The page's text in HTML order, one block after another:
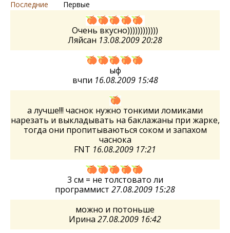
Последние Первые
Очень вкусно))))))))))))
Ляйсан 13.08.2009 20:28
ыф
вчпи 16.08.2009 15:48
а лучше!!! часнок нужно тонкими ломиками
нарезать и выкладывать на баклажаны при жарке,
тогда они пропитываються соком и запахом
часнока
FNT 16.08.2009 17:21
3 см = не толстовато ли
программист 27.08.2009 15:28
можно и потоньше
Ирина 27.08.2009 16:42